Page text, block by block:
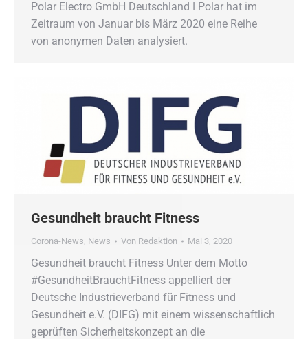
Polar Electro GmbH Deutschland ǀ Polar hat im
Zeitraum von Januar bis März 2020 eine Reihe
von anonymen Daten analysiert.
Gesundheit braucht Fitness
Corona-News News Von Redaktion Mai 3, 2020
Gesundheit braucht Fitness Unter dem Motto
#GesundheitBrauchtFitness appelliert der
Deutsche Industrieverband für Fitness und
Gesundheit e.V. (DIFG) mit einem wissenschaftlich
geprüften Sicherheitskonzept an die